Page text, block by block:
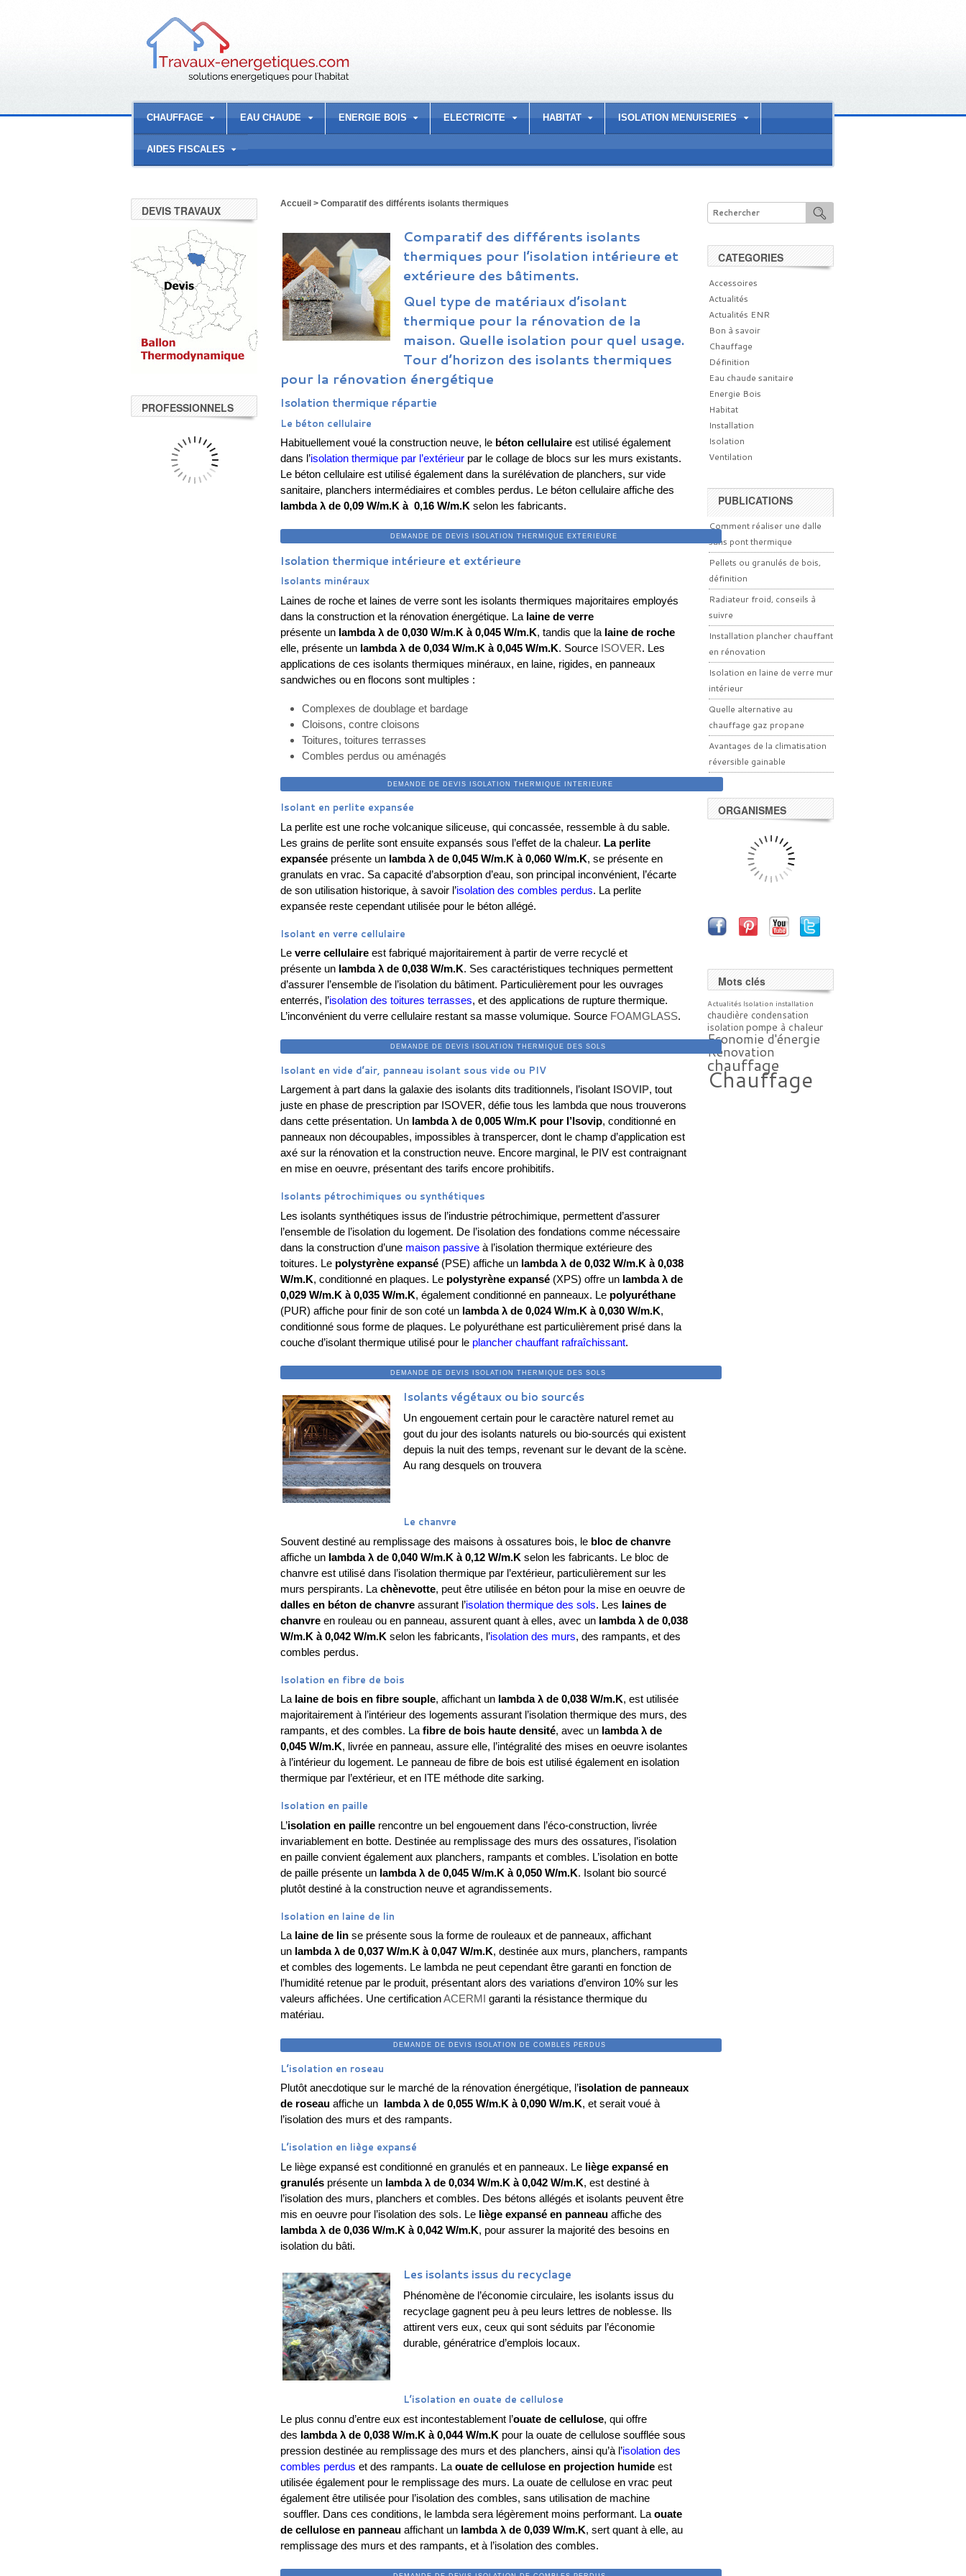
CHAUFFAGE EAU CHAUDE ENERGIE BOIS ELECTRICITE HABITAT ISOLATION MENUISERIES
AIDES FISCALES
Accueil > Comparatif des différents isolants thermiques
Comparatif des différents isolants
thermiques pour l’isolation intérieure et
extérieure des bâtiments.
Quel type de matériaux d’isolant
thermique pour la rénovation de la
maison. Quelle isolation pour quel usage.
Tour d’horizon des isolants thermiques
pour la rénovation énergétique
Isolation thermique répartie
Le béton cellulaire
Habituellement voué la construction neuve, le béton cellulaireest utilisé également
dans l’isolation thermique par l’extérieurpar le collage de blocs sur les murs existants.
Le béton cellulaire est utilisé également dans la surélévation de planchers, sur vide
sanitaire, planchers intermédiaires et combles perdus. Le béton cellulaire affiche des
lambda λ de 0,09 W/m.K à 0,16 W/m.K selon les fabricants.
DEMANDE DE DEVIS ISOLATION THERMIQUE EXTERIEURE
Isolation thermique intérieure et extérieure
Isolants minéraux
Laines de roche et laines de verre sont les isolants thermiques majoritaires employés
dans la construction et la rénovation énergétique. La laine de verre
présente un lambda λ de 0,030 W/m.K à 0,045 W/m.K, tandis que la laine de roche
elle, présente un lambda λ de 0,034 W/m.K à 0,045 W/m.K. Source ISOVER. Les
applications de ces isolants thermiques minéraux, en laine, rigides, en panneaux
sandwiches ou en flocons sont multiples :
Complexes de doublage et bardage
Cloisons, contre cloisons
Toitures, toitures terrasses
Combles perdus ou aménagés
DEMANDE DE DEVIS ISOLATION THERMIQUE INTERIEURE
Isolant en perlite expansée
La perlite est une roche volcanique siliceuse, qui concassée, ressemble à du sable.
Les grains de perlite sont ensuite expansés sous l’effet de la chaleur. La perlite
expanséeprésente un lambda λ de 0,045 W/m.K à 0,060 W/m.K, se présente en
granulats en vrac. Sa capacité d’absorption d’eau, son principal inconvénient, l’écarte
de son utilisation historique, à savoir l’isolation des combles perdus. La perlite
expansée reste cependant utilisée pour le béton allégé.
Isolant en verre cellulaire
Le verre cellulaireest fabriqué majoritairement à partir de verre recyclé et
présente un lambda λ de 0,038 W/m.K. Ses caractéristiques techniques permettent
d’assurer l’ensemble de l’isolation du bâtiment. Particulièrement pour les ouvrages
enterrés, l’isolation des toitures terrasses, et des applications de rupture thermique.
L’inconvénient du verre cellulaire restant sa masse volumique. Source FOAMGLASS.
DEMANDE DE DEVIS ISOLATION THERMIQUE DES SOLS
Isolant en vide d’air, panneau isolant sous vide ou PIV
Largement à part dans la galaxie des isolants dits traditionnels, l’isolant ISOVIP, tout
juste en phase de prescription par ISOVER, défie tous les lambda que nous trouverons
dans cette présentation. Un lambda λ de 0,005 W/m.K pour l’Isovip, conditionné en
panneaux non découpables, impossibles à transpercer, dont le champ d’application est
axé sur la rénovation et la construction neuve. Encore marginal, le PIV est contraignant
en mise en oeuvre, présentant des tarifs encore prohibitifs.
Isolants pétrochimiques ou synthétiques
Les isolants synthétiques issus de l’industrie pétrochimique, permettent d’assurer
l’ensemble de l’isolation du logement. De l’isolation des fondations comme nécessaire
dans la construction d’une maison passiveà l’isolation thermique extérieure des
toitures. Le polystyrène expansé(PSE) affiche un lambda λ de 0,032 W/m.K à 0,038
W/m.K, conditionné en plaques. Le polystyrène expansé(XPS) offre un lambda λ de
0,029 W/m.K à 0,035 W/m.K, également conditionné en panneaux. Le polyuréthane
(PUR) affiche pour finir de son coté un lambda λ de 0,024 W/m.K à 0,030 W/m.K,
conditionné sous forme de plaques. Le polyuréthane est particulièrement prisé dans la
couche d’isolant thermique utilisé pour le plancher chauffant rafraîchissant.
DEMANDE DE DEVIS ISOLATION THERMIQUE DES SOLS
Isolants végétaux ou bio sourcés
Un engouement certain pour le caractère naturel remet au
gout du jour des isolants naturels ou bio-sourcés qui existent
depuis la nuit des temps, revenant sur le devant de la scène.
Au rang desquels on trouvera
Le chanvre
Souvent destiné au remplissage des maisons à ossatures bois, le bloc de chanvre
affiche un lambda λ de 0,040 W/m.K à 0,12 W/m.K selon les fabricants. Le bloc de
chanvre est utilisé dans l’isolation thermique par l’extérieur, particulièrement sur les
murs perspirants. La chènevotte, peut être utilisée en béton pour la mise en oeuvre de
dalles en béton de chanvreassurant l’isolation thermique des sols. Les laines de
chanvreen rouleau ou en panneau, assurent quant à elles, avec un lambda λ de 0,038
W/m.K à 0,042 W/m.K selon les fabricants, l’isolation des murs, des rampants, et des
combles perdus.
Isolation en fibre de bois
La laine de bois en fibre souple, affichant un lambda λ de 0,038 W/m.K, est utilisée
majoritairement à l’intérieur des logements assurant l’isolation thermique des murs, des
rampants, et des combles. Lafibre de bois haute densité, avec un lambda λ de
0,045 W/m.K, livrée en panneau, assure elle, l’intégralité des mises en oeuvre isolantes
à l’intérieur du logement. Le panneau de fibre de bois est utilisé également en isolation
thermique par l’extérieur, et en ITE méthode dite sarking.
Isolation en paille
L’isolation en paillerencontre un bel engouement dans l’éco-construction, livrée
invariablement en botte. Destinée au remplissage des murs des ossatures, l’isolation
en paille convient également aux planchers, rampants et combles. L’isolation en botte
de paille présente un lambda λ de 0,045 W/m.K à 0,050 W/m.K. Isolant bio sourcé
plutôt destiné à la construction neuve et agrandissements.
Isolation en laine de lin
La laine de linse présente sous la forme de rouleaux et de panneaux, affichant
un lambda λ de 0,037 W/m.K à 0,047 W/m.K, destinée aux murs, planchers, rampants
et combles des logements. Le lambda ne peut cependant être garanti en fonction de
l’humidité retenue par le produit, présentant alors des variations d’environ 10% sur les
valeurs affichées. Une certificationACERMI garanti la résistance thermique du
matériau.
DEMANDE DE DEVIS ISOLATION DE COMBLES PERDUS
L’isolation en roseau
Plutôt anecdotique sur le marché de la rénovation énergétique, l’isolation de panneaux
de roseauaffiche un lambda λ de 0,055 W/m.K à 0,090 W/m.K, et serait voué à
l’isolation des murs et des rampants.
L’isolation en liège expansé
Le liège expansé est conditionné en granulés et en panneaux. Le liège expansé en
granulésprésente un lambda λ de 0,034 W/m.K à 0,042 W/m.K, est destiné à
l’isolation des murs, planchers et combles. Des bétons allégés et isolants peuvent être
mis en oeuvre pour l’isolation des sols. Le liège expansé en panneauaffiche des
lambda λ de 0,036 W/m.K à 0,042 W/m.K, pour assurer la majorité des besoins en
isolation du bâti.
Les isolants issus du recyclage
Phénomène de l’économie circulaire, les isolants issus du
recyclage gagnent peu à peu leurs lettres de noblesse. Ils
attirent vers eux, ceux qui sont séduits par l’économie
durable, génératrice d’emplois locaux.
L’isolation en ouate de cellulose
Le plus connu d’entre eux est incontestablement l’ouate de cellulose, qui offre
des lambda λ de 0,038 W/m.K à 0,044 W/m.K pour la ouate de cellulose soufflée sous
pression destinée au remplissage des murs et des planchers, ainsi qu’à l’isolation des
combles perdus et des rampants. La ouate de cellulose en projection humideest
utilisée également pour le remplissage des murs. La ouate de cellulose en vrac peut
également être utilisée pour l’isolation des combles, sans utilisation de machine
souffler. Dans ces conditions, le lambda sera légèrement moins performant. La ouate
de cellulose en panneauaffichant un lambda λ de 0,039 W/m.K, sert quant à elle, au
remplissage des murs et des rampants, et à l’isolation des combles.
CATEGORIES
Accessoires
Actualités
Actualités ENR
Bon à savoir
Chauffage
Définition
Eau chaude sanitaire
Energie Bois
Habitat
Installation
Isolation
Ventilation
PUBLICATIONS
Comment réaliser une dalle
sans pont thermique
Pellets ou granulés de bois,
définition
Radiateur froid, conseils à
suivre
Installation plancher chauffant
en rénovation
Isolation en laine de verre mur
intérieur
Quelle alternative au
chauffage gaz propane
Avantages de la climatisation
réversible gainable
ORGANISMES
Mots clés
Actualités Isolation installation
chaudière condensation
isolation pompe à chaleur
Economie d'énergie
Rénovation
chauffage
Chauffage
DEVIS TRAVAUX
PROFESSIONNELS